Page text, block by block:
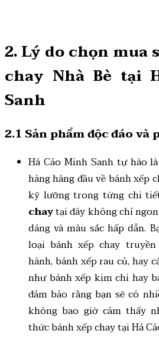
2. Lý do chọn mua
chay Nhà Bè tại
Sanh
2.1 Sản phẩm độc đáo và
Há Cảo Minh Sanh tự hào
hàng hàng đầu về bánh xếp
kỹ lưỡng trong từng chi
chaytại đây không chỉ
dáng và màu sắc hấp dẫn.
loại bánh xếp chay
hành, bánh xếp rau củ, hay
như bánh xếp kim chi hay
đảm bảo rằng bạn sẽ có
không bao giờ cảm thấy
thức bánh xếp chay tại Há